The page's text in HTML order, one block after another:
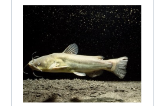
გადახედვა